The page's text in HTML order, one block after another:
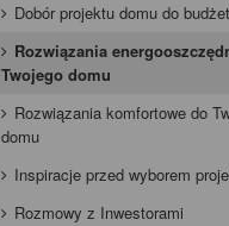
Dobór projektu domu do
Rozwiązania
Twojego domu
Rozwiązania komfortowe do
domu
Inspiracje przed wyborem
Rozmowy z Inwestorami